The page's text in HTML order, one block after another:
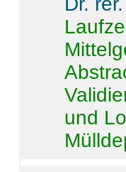
und